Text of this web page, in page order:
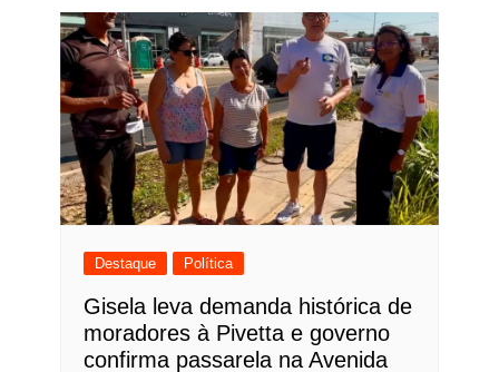
Destaque Política
Gisela leva demanda histórica de
moradores à Pivetta e governo
confirma passarela na Avenida